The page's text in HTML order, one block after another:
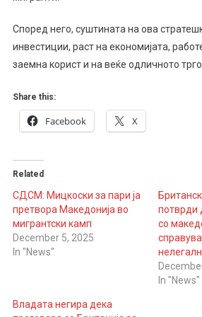
Според него, суштината на ова
инвестиции, раст на економијата,
заемна корист и на веќе одличното
Share this:
Facebook X
Related
СДСМ: Мицкоски за пари ја
претвора Македонија во
мигрантски камп
December 5, 2025
In "News"
потврди
со
In "News"
Владата негира дека